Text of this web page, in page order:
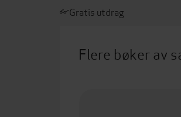
Gratis utdrag
Flere bøker av